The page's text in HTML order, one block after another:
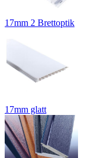
17mm 2 Brettoptik
17mm glatt